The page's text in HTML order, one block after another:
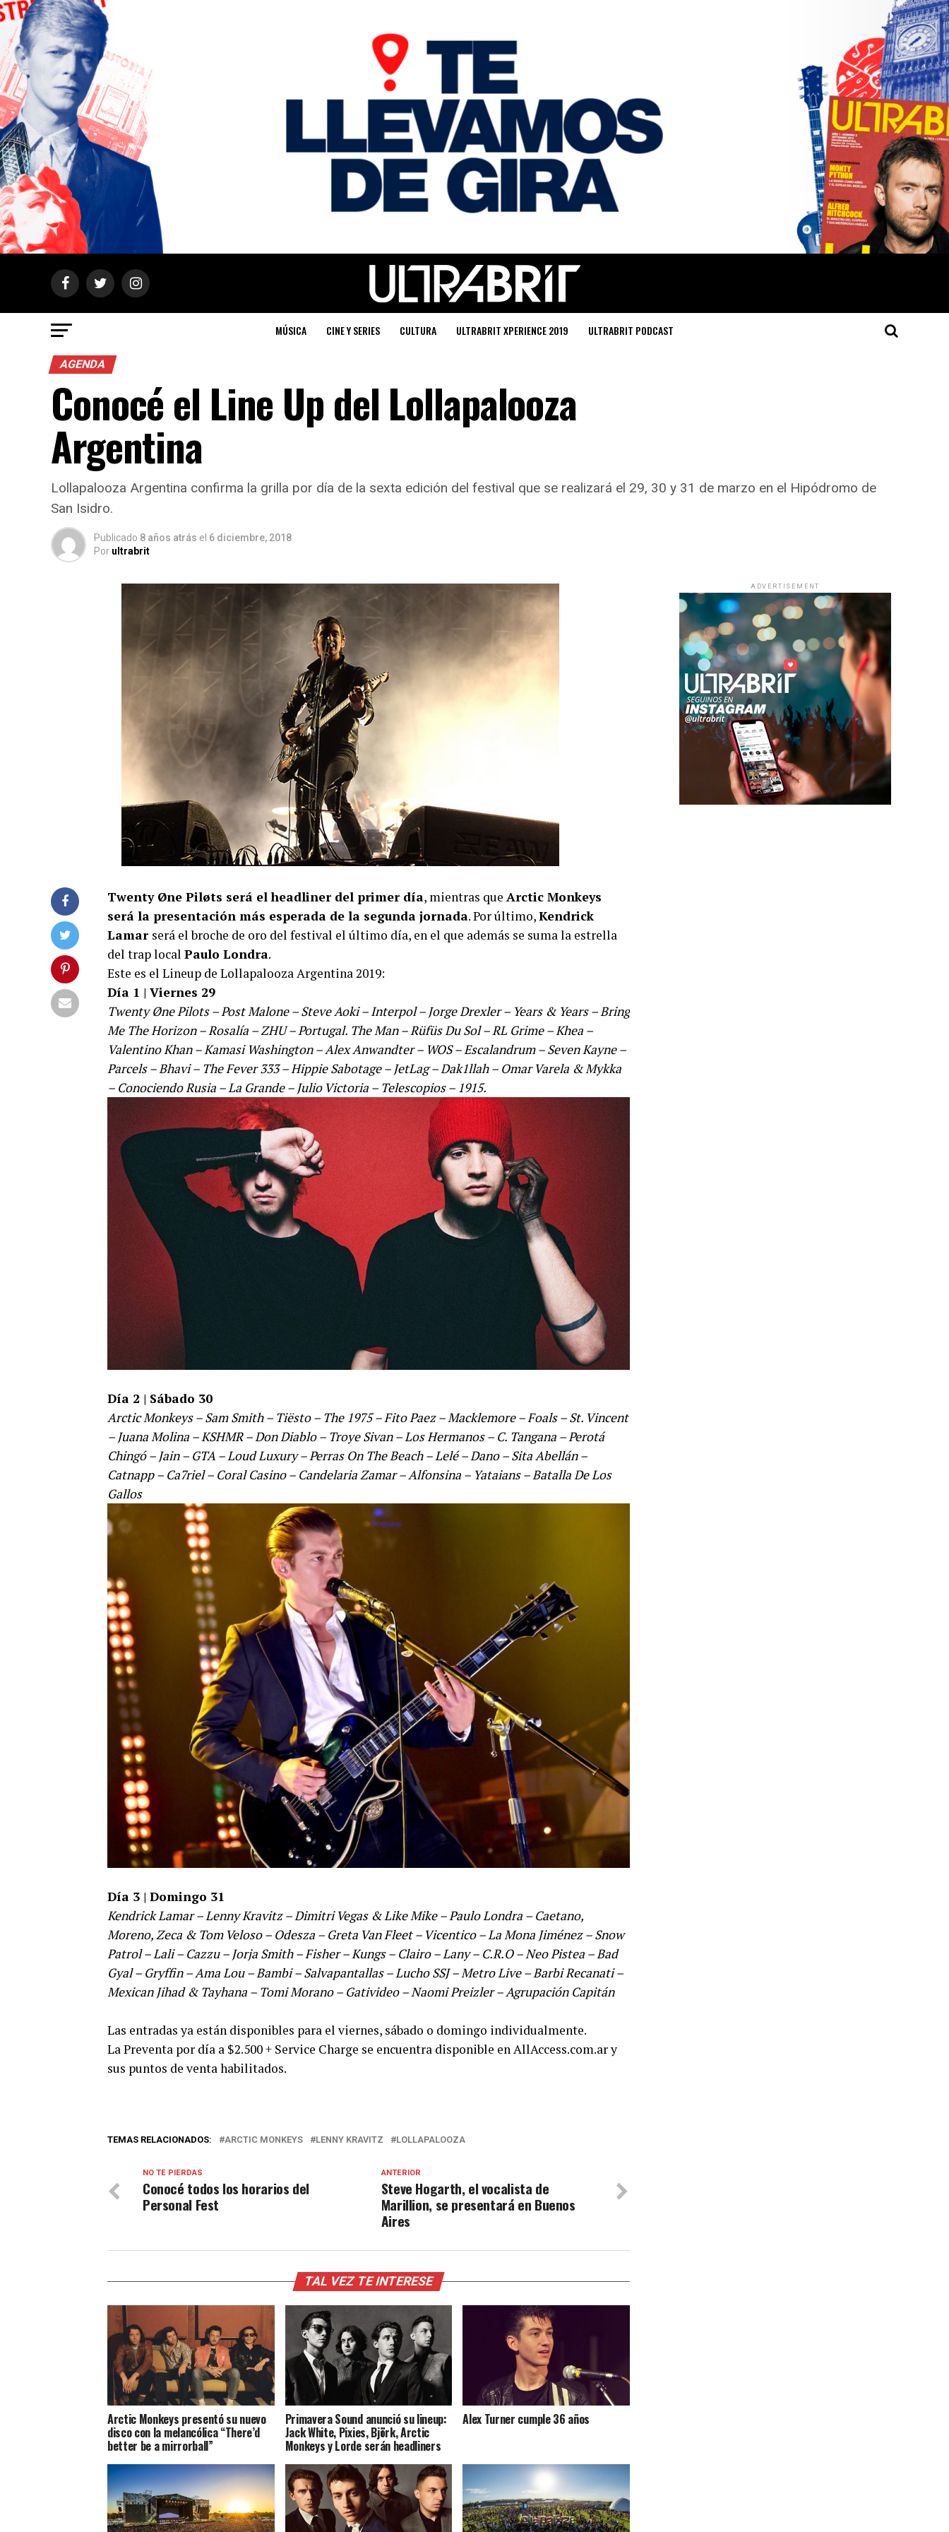
MÚSICA CINE Y SERIES CULTURA ULTRABRIT XPERIENCE 2019 ULTRABRIT PODCAST
AGENDA
Conocé el Line Up del Lollapalooza
Argentina
Lollapalooza Argentina confirma la grilla por día de la sexta edición del festival que se realizará el 29, 30 y 31 de marzo en el Hipódromo de
San Isidro.
Publicado 8 años atrás el 6 diciembre, 2018
Por ultrabrit
Twenty Øne Piløts será el headliner del primer día, mientras que Arctic Monkeys
será la presentación más esperada de la segunda jornada. Por último,Kendrick
Lamar será el broche de oro del festival el último día, en el que además se suma la estrella
del trap local Paulo Londra.
Este es el Lineup de Lollapalooza Argentina 2019:
Día 1 | Viernes 29
Twenty Øne Pilots – Post Malone – Steve Aoki – Interpol – Jorge Drexler – Years & Years – Bring
Me The Horizon – Rosalía – ZHU – Portugal. The Man – Rüfüs Du Sol – RL Grime – Khea –
Valentino Khan – Kamasi Washington – Alex Anwandter – WOS – Escalandrum – Seven Kayne –
Parcels – Bhavi – The Fever 333 – Hippie Sabotage – JetLag – Dak1llah – Omar Varela & Mykka
– Conociendo Rusia – La Grande – Julio Victoria – Telescopios – 1915.
Día 2 | Sábado 30
Arctic Monkeys – Sam Smith – Tiësto – The 1975 – Fito Paez – Macklemore – Foals – St. Vincent
– Juana Molina – KSHMR – Don Diablo – Troye Sivan – Los Hermanos – C. Tangana – Perotá
Chingó – Jain – GTA – Loud Luxury – Perras On The Beach – Lelé – Dano – Sita Abellán –
Catnapp – Ca7riel – Coral Casino – Candelaria Zamar – Alfonsina – Yataians – Batalla De Los
Gallos
Día 3 | Domingo 31
Kendrick Lamar – Lenny Kravitz – Dimitri Vegas & Like Mike – Paulo Londra – Caetano,
Moreno, Zeca & Tom Veloso – Odesza – Greta Van Fleet – Vicentico – La Mona Jiménez – Snow
Patrol – Lali – Cazzu – Jorja Smith – Fisher – Kungs – Clairo – Lany – C.R.O – Neo Pistea – Bad
Gyal – Gryffin – Ama Lou – Bambi – Salvapantallas – Lucho SSJ – Metro Live – Barbi Recanati –
Mexican Jihad & Tayhana – Tomi Morano – Gativideo – Naomi Preizler – Agrupación Capitán
Las entradas ya están disponibles para el viernes, sábado o domingo individualmente.
La Preventa por día a $2.500 + Service Charge se encuentra disponible en AllAccess.com.ar y
sus puntos de venta habilitados.
TEMAS RELACIONADOS: ARCTIC MONKEYS LENNY KRAVITZ LOLLAPALOOZA
ANTERIOR
Steve Hogarth, el vocalista de
Marillion, se presentará en Buenos
Aires
NO TE PIERDAS
Conocé todos los horarios del
Personal Fest
TAL VEZ TE INTERESE
Arctic Monkeys presentó su nuevo
disco con la melancólica “There’d
better be a mirrorball”
Primavera Sound anunció su lineup:
Jack White, Pixies, Björk, Arctic
Monkeys y Lorde serán headliners
Alex Turner cumple 36 años
ADVERTISEMENT